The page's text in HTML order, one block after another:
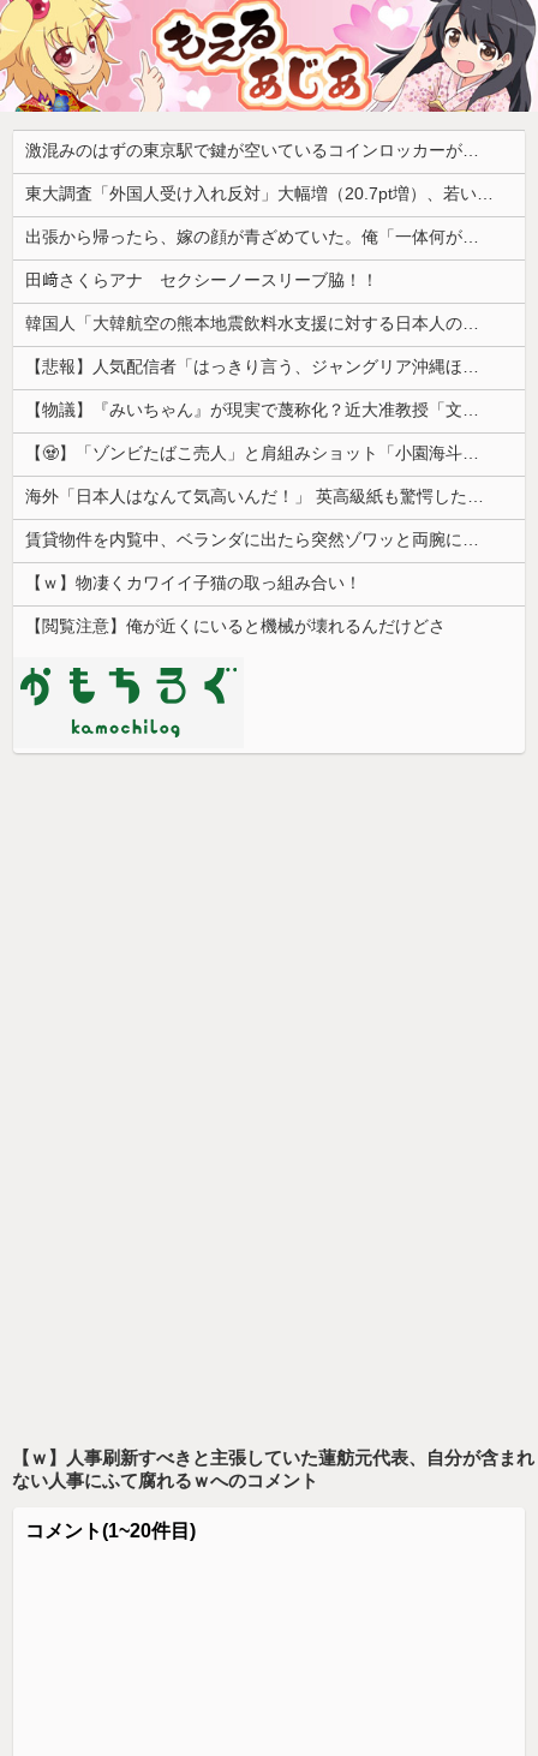
激混みのはずの東京駅で鍵が空いているコインロッカーが散見、「ラッキー」と思って中を確認してみると……
東大調査「外国人受け入れ反対」大幅増（20.7pt増）、若い世代で増加幅大
出張から帰ったら、嫁の顔が青ざめていた。俺「一体何があったんだ？」嫁「…」→子供たちに話を聞くと…
田﨑さくらアナ セクシーノースリーブ脇！！
韓国人「大韓航空の熊本地震飲料水支援に対する日本人の反応をご覧ください・・・」→「」
【悲報】人気配信者「はっきり言う、ジャングリア沖縄ほんとーーーーーーーーにおもんない！！！！」→炎上
【物議】『みいちゃん』が現実で蔑称化？近大准教授「文化芸術は人を傷つけてもよい。ただし傷つけ方がある」
【🧟】「ゾンビたばこ売人」と肩組みショット「小園海斗」に注がれる“厳しい視線” 「レギュラー剥奪も選択肢のひとつに」
海外「日本人はなんて気高いんだ！」 英高級紙も驚愕した極限の中の日本人の姿に世界が衝撃
賃貸物件を内覧中、ベランダに出たら突然ゾワッと両腕に鳥肌が出た。「やっぱりこの部屋嫌だ」と思った瞬間、体が前にドンッと突き飛ばされて…
【ｗ】物凄くカワイイ子猫の取っ組み合い！
【閲覧注意】俺が近くにいると機械が壊れるんだけどさ
【ｗ】人事刷新すべきと主張していた蓮舫元代表、自分が含まれ
ない人事にふて腐れるｗへのコメント
コメント(1~20件目)